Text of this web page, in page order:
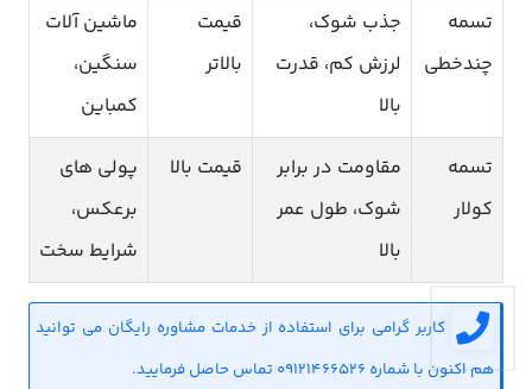
تسمه
چندخطی
جذب شوک،
لرزش کم، قدرت
بالا
قیمت
بالاتر
ماشین آلات
سنگین،
کمباین
تسمه
کولار
مقاومت در برابر
شوک، طول عمر
بالا
قیمت بالا
پولی های
برعکس،
شرایط سخت
کاربر گرامی برای استفاده از خدمات مشاوره رایگان می توانید
هم اکنون با شماره 09121466526 تماس حاصل فرمایید.